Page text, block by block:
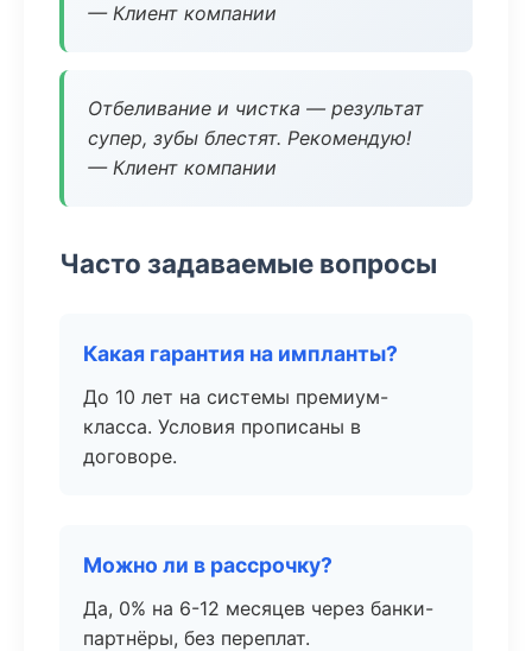
— Клиент компании
Отбеливание и чистка — результат
супер, зубы блестят. Рекомендую!
— Клиент компании
Часто задаваемые вопросы
Какая гарантия на импланты?
До 10 лет на системы премиум-
класса. Условия прописаны в
договоре.
Можно ли в рассрочку?
Да, 0% на 6-12 месяцев через банки-
партнёры, без переплат.